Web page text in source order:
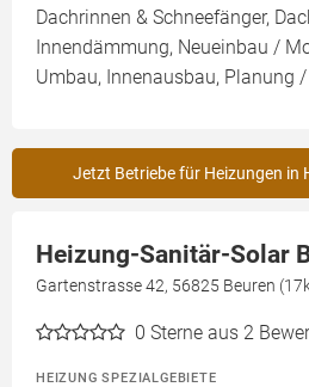
Dachrinnen & Schneefänger,
Innendämmung, Neueinbau /
Umbau, Innenausbau, Planung
Jetzt Betriebe für Heizungen in
Heizung-Sanitär-Solar
Gartenstrasse 42, 56825 Beuren
0 Sterne aus 2
HEIZUNG SPEZIALGEBIETE